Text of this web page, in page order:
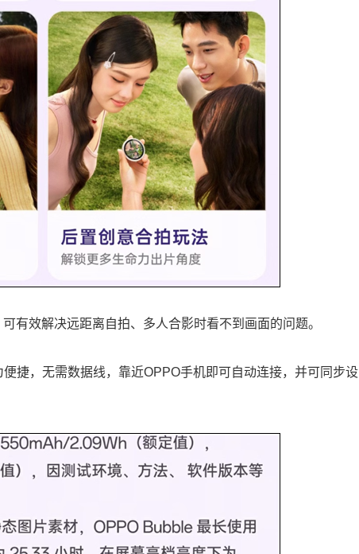
有效解决远距离自拍、多人合影时看不到画面的问题。
捷，无需数据线，靠近OPPO手机即可自动连接，并可同步设